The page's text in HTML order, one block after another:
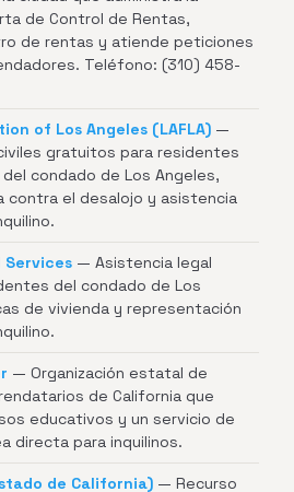
de Control de Rentas,
de rentas y atiende peticiones
Teléfono: (310) 458-
of Los Angeles (LAFLA) —
gratuitos para residentes
condado de Los Angeles,
contra el desalojo y asistencia
Services — Asistencia legal
del condado de Los
de vivienda y representación
— Organización estatal de
de California que
educativos y un servicio de
directa para inquilinos.
de California) — Recurso